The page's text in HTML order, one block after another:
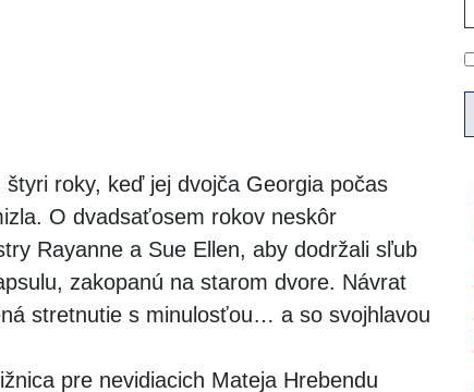
štyri roky, keď jej dvojča Georgia počas
O dvadsaťosem rokov neskôr
Rayanne a Sue Ellen, aby dodržali sľub
zakopanú na starom dvore. Návrat
stretnutie s minulosťou… a so svojhlavou
pre nevidiacich Mateja Hrebendu